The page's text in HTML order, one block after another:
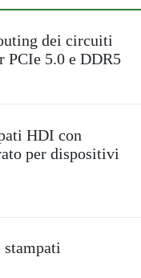
dei circuiti
PCIe 5.0 e DDR5
HDI con
per dispositivi